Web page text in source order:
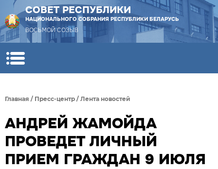
СОВЕТ РЕСПУБЛИКИ
НАЦИОНАЛЬНОГО СОБРАНИЯ РЕСПУБЛИКИ БЕЛАРУСЬ
ВОСЬМОЙ СОЗЫВ
Главная / Пресс-центр / Лента новостей
АНДРЕЙ ЖАМОЙДА
ПРОВЕДЕТ ЛИЧНЫЙ
ПРИЕМ ГРАЖДАН 9 ИЮЛЯ